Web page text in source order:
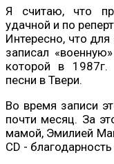
Я считаю, что
удачной и по
Интересно, что
записал
которой в 1987г.
песни в Твери.
Во время записи
почти месяц. За
мамой, Эмилией
CD - благодарность